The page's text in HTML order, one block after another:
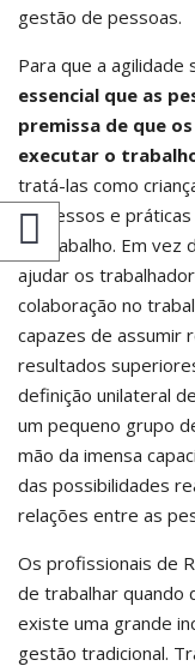
gestão de pessoas.
Para que a agilidade
essencial que as
premissa de que
executar o
tratá-las como
processos e práticas
do trabalho. Em vez
ajudar os
colaboração no
capazes de assumir
resultados
definição unilateral
um pequeno grupo
mão da imensa
das possibilidades
relações entre as
Os profissionais de
de trabalhar quando
existe uma grande
gestão tradicional.